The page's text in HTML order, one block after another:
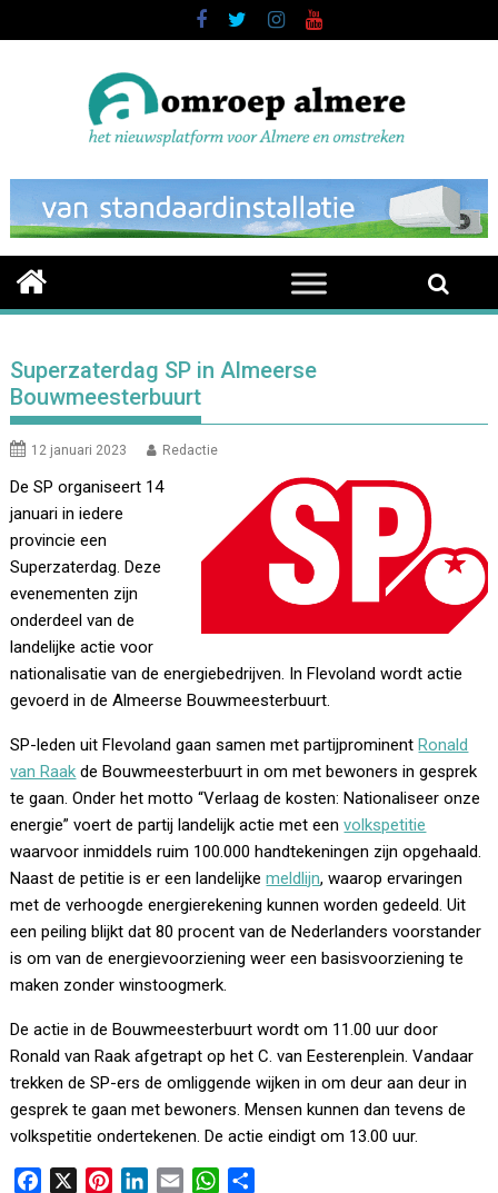
to
Superzaterdag SP in Almeerse
Bouwmeesterbuurt
12 januari 2023 Redactie
De SP organiseert 14
januari in iedere
provincie een
Superzaterdag. Deze
evenementen zijn
onderdeel van de
landelijke actie voor
nationalisatie van de energiebedrijven. In Flevoland wordt actie
gevoerd in de Almeerse Bouwmeesterbuurt.
SP-leden uit Flevoland gaan samen met partijprominentRonald
van Raak de Bouwmeesterbuurt in om met bewoners in gesprek
te gaan. Onder het motto “Verlaag de kosten: Nationaliseer onze
energie” voert de partij landelijk actie met eenvolkspetitie
waarvoor inmiddels ruim 100.000 handtekeningen zijn opgehaald.
Naast de petitie is er een landelijkemeldlijn, waarop ervaringen
met de verhoogde energierekening kunnen worden gedeeld. Uit
een peiling blijkt dat 80 procent van de Nederlanders voorstander
is om van de energievoorziening weer een basisvoorziening te
maken zonder winstoogmerk.
De actie in de Bouwmeesterbuurt wordt om 11.00 uur door
Ronald van Raak afgetrapt op het C. van Eesterenplein. Vandaar
trekken de SP-ers de omliggende wijken in om deur aan deur in
gesprek te gaan met bewoners. Mensen kunnen dan tevens de
volkspetitie ondertekenen. De actie eindigt om 13.00 uur.
W